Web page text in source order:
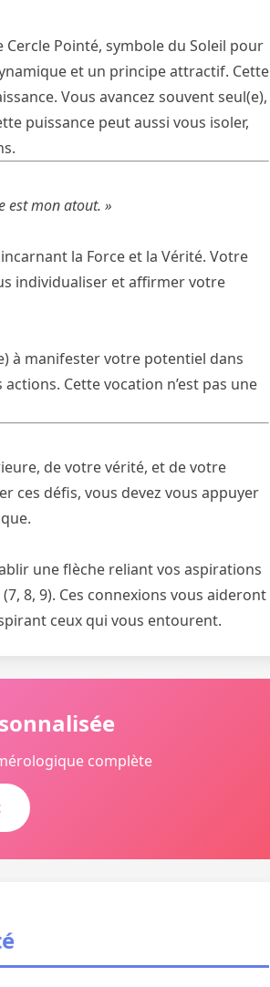
Cercle Pointé, symbole du Soleil pour
et un principe attractif. Cette
Vous avancez souvent seul(e),
puissance peut aussi vous isoler,
est mon atout. »
la Force et la Vérité. Votre
individualiser et affirmer votre
à manifester votre potentiel dans
Cette vocation n’est pas une
de votre vérité, et de votre
ces défis, vous devez vous appuyer
une flèche reliant vos aspirations
8, 9). Ces connexions vous aideront
ceux qui vous entourent.
complète